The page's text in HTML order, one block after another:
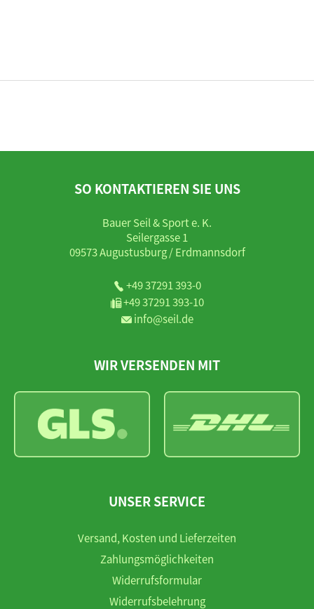
SO KONTAKTIEREN SIE UNS
Bauer Seil & Sport e. K.
Seilergasse 1
09573 Augustusburg / Erdmannsdorf
+49 37291 393-0
+49 37291 393-10
info@seil.de
WIR VERSENDEN MIT
UNSER SERVICE
Versand, Kosten und Lieferzeiten
Zahlungsmöglichkeiten
Widerrufsformular
Widerrufsbelehrung